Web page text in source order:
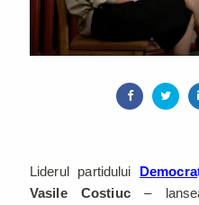
Liderul partidului
Vasile Costiuc–